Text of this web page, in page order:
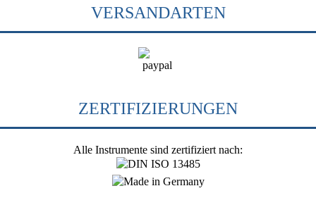
VERSANDARTEN
ZERTIFIZIERUNGEN
Alle Instrumente sind zertifiziert nach: